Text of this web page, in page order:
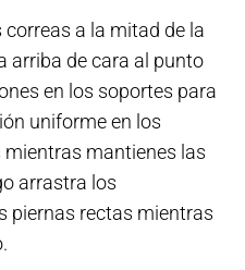
correas a la mitad de la
arriba de cara al punto
en los soportes para
uniforme en los
mantienes las
arrastra los
piernas rectas mientras